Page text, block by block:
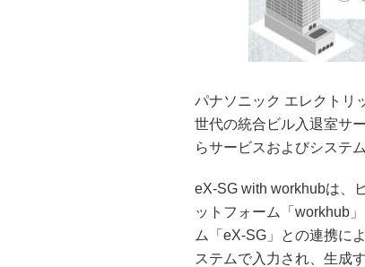
パナソニック エレクトリ
世代の統合ビル入退室サ
らサービスおよびシステ
eX-SG with workhubは、
ットフォーム「workhub
ム「eX-SG」との連携に
ステムで入力され、生成